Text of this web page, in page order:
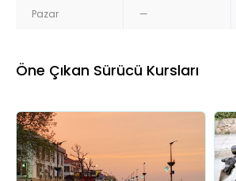
Pazar —
Öne Çıkan Sürücü Kursları